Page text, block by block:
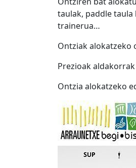
taulak, paddle
trainerua…
Ontziak alokatzeko
Prezioak
Ontzia alokatzeko